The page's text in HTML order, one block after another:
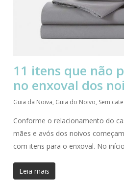
11 itens que não
no enxoval dos
Guia da Noiva, Guia do Noivo, Sem
Conforme o relacionamento do
mães e avós dos noivos
com itens para o enxoval. No
Leia mais